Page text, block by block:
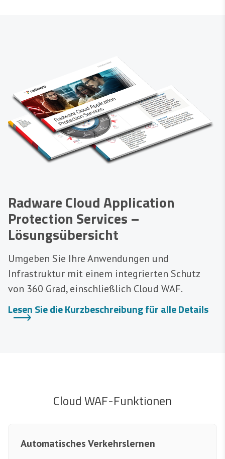
Radware Cloud Application
Protection Services –
Lösungsübersicht
Umgeben Sie Ihre Anwendungen und
Infrastruktur mit einem integrierten Schutz
von 360 Grad, einschließlich Cloud WAF.
Lesen Sie die Kurzbeschreibung für alle Details
Cloud WAF-Funktionen
Automatisches Verkehrslernen